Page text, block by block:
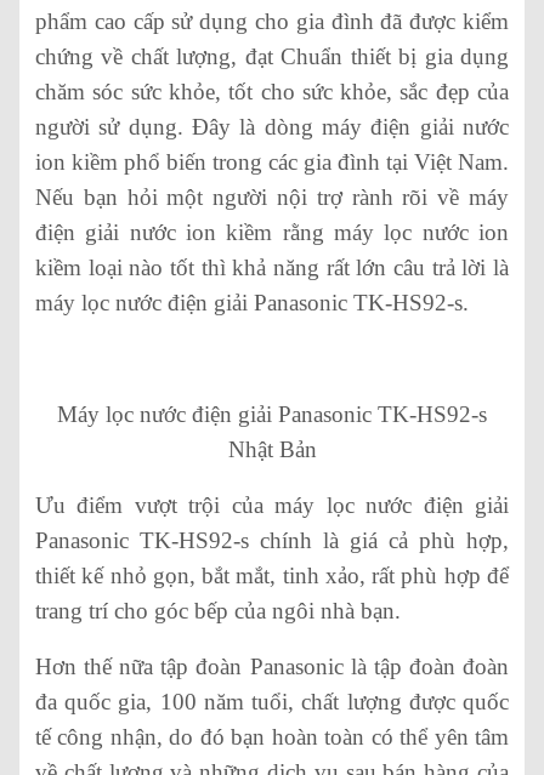
phẩm cao cấp sử dụng cho gia đình đã được kiểm
chứng về chất lượng, đạt Chuẩn thiết bị gia dụng
chăm sóc sức khỏe, tốt cho sức khỏe, sắc đẹp của
người sử dụng. Đây là dòng máy điện giải nước
ion kiềm phổ biến trong các gia đình tại Việt Nam.
Nếu bạn hỏi một người nội trợ rành rõi về máy
điện giải nước ion kiềm rằng máy lọc nước ion
kiềm loại nào tốt thì khả năng rất lớn câu trả lời là
máy lọc nước điện giải Panasonic TK-HS92-s.
Máy lọc nước điện giải Panasonic TK-HS92-s
Nhật Bản
Ưu điểm vượt trội của máy lọc nước điện giải
Panasonic TK-HS92-s chính là giá cả phù hợp,
thiết kế nhỏ gọn, bắt mắt, tinh xảo, rất phù hợp để
trang trí cho góc bếp của ngôi nhà bạn.
Hơn thế nữa tập đoàn Panasonic là tập đoàn đoàn
đa quốc gia, 100 năm tuổi, chất lượng được quốc
tế công nhận, do đó bạn hoàn toàn có thể yên tâm